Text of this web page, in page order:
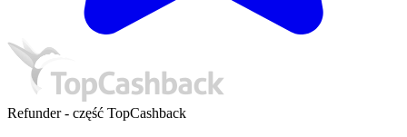
Refunder - część TopCashback